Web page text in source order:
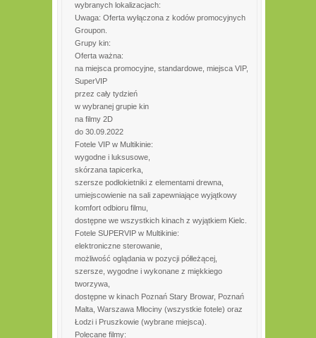
wybranych lokalizacjach:
Uwaga: Oferta wyłączona z kodów promocyjnych
Groupon.
Grupy kin:
Oferta ważna:
na miejsca promocyjne, standardowe, miejsca VIP,
SuperVIP
przez cały tydzień
w wybranej grupie kin
na filmy 2D
do 30.09.2022
Fotele VIP w Multikinie:
wygodne i luksusowe,
skórzana tapicerka,
szersze podłokietniki z elementami drewna,
umiejscowienie na sali zapewniające wyjątkowy
komfort odbioru filmu,
dostępne we wszystkich kinach z wyjątkiem Kielc.
Fotele SUPERVIP w Multikinie:
elektroniczne sterowanie,
możliwość oglądania w pozycji półleżącej,
szersze, wygodne i wykonane z miękkiego
tworzywa,
dostępne w kinach Poznań Stary Browar, Poznań
Malta, Warszawa Młociny (wszystkie fotele) oraz
Łodzi i Pruszkowie (wybrane miejsca).
Polecane filmy: